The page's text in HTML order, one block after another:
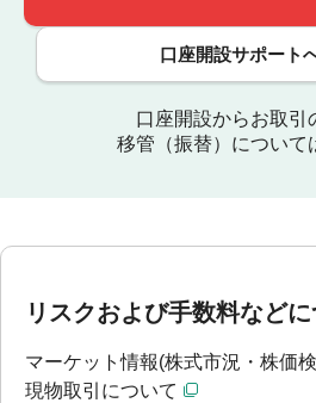
口座開設サポート
口座開設からお取引
移管（振替）について
リスクおよび手数料など
マーケット情報(株式市況・株価
現物取引について